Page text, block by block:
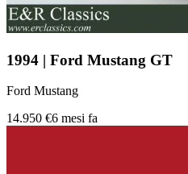
1994 | Ford Mustang GT
Ford Mustang
14.950 €6 mesi fa